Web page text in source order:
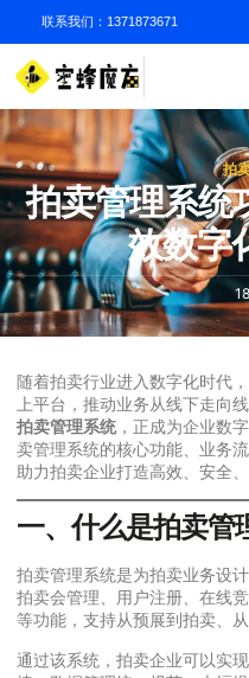
联系我们：1371873671
拍
拍卖管理系统
效数字
随着拍卖行业进入数字化时代
上平台，推动业务从线下走向
拍卖管理系统，正成为企业数
卖管理系统的核心功能、业务
助力拍卖企业打造高效、安全
一、什么是拍卖管
拍卖管理系统是为拍卖业务设
拍卖会管理、用户注册、在线
等功能，支持从预展到拍卖、
通过该系统，拍卖企业可以实